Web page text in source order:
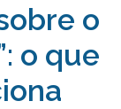
o
o que